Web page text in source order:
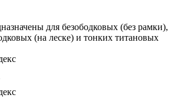
для безободковых (без рамки),
(на леске) и тонких титановых